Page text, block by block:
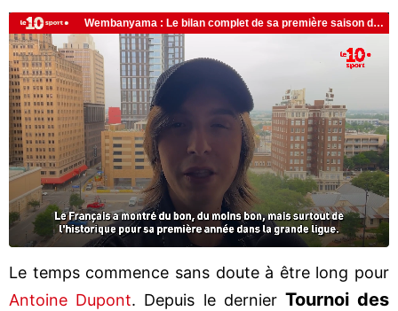
Le temps commence sans doute à être long pour
Antoine Dupont. Depuis le dernier Tournoi des